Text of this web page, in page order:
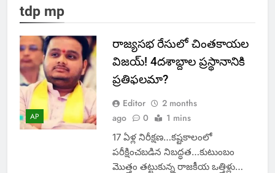
tdp mp
AP
రాజ్యసభ రేసులో చింతకాయల
విజయ్‌! 4దశాబ్దాల ప్రస్థానానికి
ప్రతిఫలమా?
Editor
2 months
ago
0 1 mins
17 ఏళ్ల నిరీక్షణ…కష్టకాలంలో
పరీక్షించబడిన నిబద్ధత…కుటుంబం
మొత్తం తట్టుకున్న రాజకీయ ఒత్తిళ్లు…